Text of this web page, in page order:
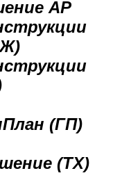
АР
(ГП)
(ТХ)